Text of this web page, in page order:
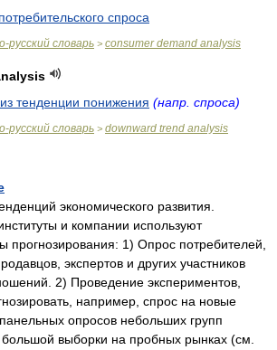
спроса
русский словарь > consumer demand analysis
тенденции понижения (напр. спроса)
русский словарь > downward trend analysis
экономического развития.
и компании используют
1) Опрос потребителей,
экспертов и других участников
2) Проведение экспериментов,
например, спрос на новые
опросов небольших групп
выборки на пробных рынках (см.